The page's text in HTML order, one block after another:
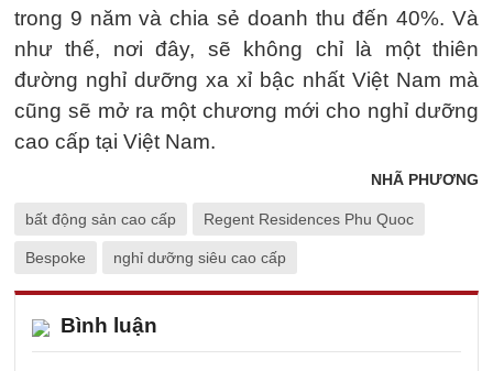
trong 9 năm và chia sẻ doanh thu đến 40%. Và
như thế, nơi đây, sẽ không chỉ là một thiên
đường nghỉ dưỡng xa xỉ bậc nhất Việt Nam mà
cũng sẽ mở ra một chương mới cho nghỉ dưỡng
cao cấp tại Việt Nam.
NHÃ PHƯƠNG
bất động sản cao cấp Regent Residences Phu Quoc
Bespoke nghỉ dưỡng siêu cao cấp
Bình luận